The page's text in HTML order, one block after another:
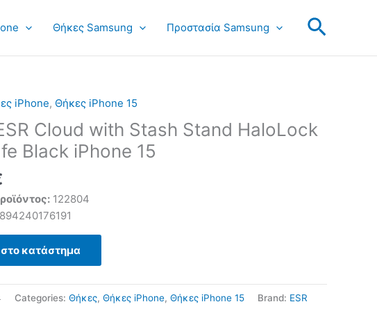
Θήκες Samsung Προστασία Samsung Search
iPhone, Θήκες iPhone 15
Cloud with Stash Stand HaloLock
Black iPhone 15
122804
κατάστημα
Categories: Θήκες, Θήκες iPhone, Θήκες iPhone 15 Brand: ESR